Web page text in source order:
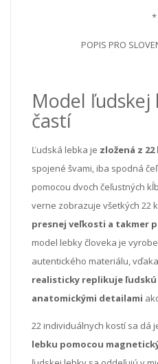
*
POPIS PRO
Model ľudskej
častí
Ľudská lebka je zložená z
spojené švami, iba spodná
pomocou dvoch čeľustných
verne zobrazuje všetkých 22
presnej veľkosti a takmer
model lebky človeka je
autentického materiálu,
realisticky replikuje ľudskú
anatomickými detailami
22 individuálnych kostí sa dá
lebku pomocou